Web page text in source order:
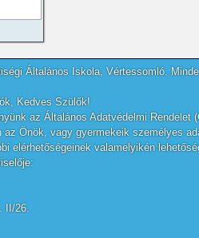
Általános Iskola, Vértessomló.
Kedves Szülők!
az Általános Adatvédelmi
az Önök, vagy gyermekeik személyes
elérhetőségeinek valamelyikén
II/26.